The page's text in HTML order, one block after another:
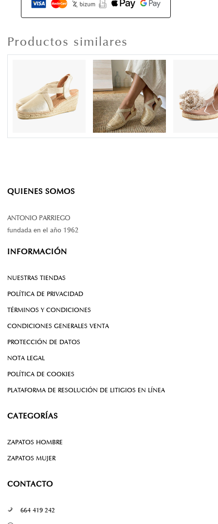
Productos similares
QUIENES SOMOS
ANTONIO PARRIEGO
fundada en el año 1962
INFORMACIÓN
NUESTRAS TIENDAS
POLÍTICA DE PRIVACIDAD
TÉRMINOS Y CONDICIONES
CONDICIONES GENERALES VENTA
PROTECCIÓN DE DATOS
NOTA LEGAL
POLÍTICA DE COOKIES
PLATAFORMA DE RESOLUCIÓN DE LITIGIOS EN LÍNEA
CATEGORÍAS
ZAPATOS HOMBRE
ZAPATOS MUJER
CONTACTO
664 419 242